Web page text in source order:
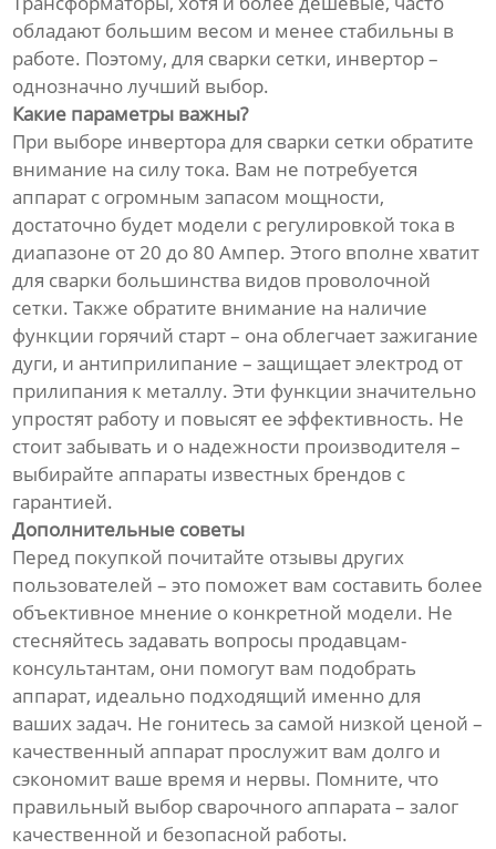
обладают большим весом и менее стабильны в
работе. Поэтому, для сварки сетки, инвертор –
однозначно лучший выбор.
Какие параметры важны?
При выборе инвертора для сварки сетки обратите
внимание на силу тока. Вам не потребуется
аппарат с огромным запасом мощности,
достаточно будет модели с регулировкой тока в
диапазоне от 20 до 80 Ампер. Этого вполне хватит
для сварки большинства видов проволочной
сетки. Также обратите внимание на наличие
функции горячий старт – она облегчает зажигание
дуги, и антиприлипание – защищает электрод от
прилипания к металлу. Эти функции значительно
упростят работу и повысят ее эффективность. Не
стоит забывать и о надежности производителя –
выбирайте аппараты известных брендов с
гарантией.
Дополнительные советы
Перед покупкой почитайте отзывы других
пользователей – это поможет вам составить более
объективное мнение о конкретной модели. Не
стесняйтесь задавать вопросы продавцам-
консультантам, они помогут вам подобрать
аппарат, идеально подходящий именно для
ваших задач. Не гонитесь за самой низкой ценой –
качественный аппарат прослужит вам долго и
сэкономит ваше время и нервы. Помните, что
правильный выбор сварочного аппарата – залог
качественной и безопасной работы.